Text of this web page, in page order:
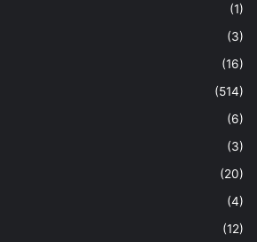
(1)
(3)
(16)
(514)
(6)
(3)
(20)
(4)
(12)